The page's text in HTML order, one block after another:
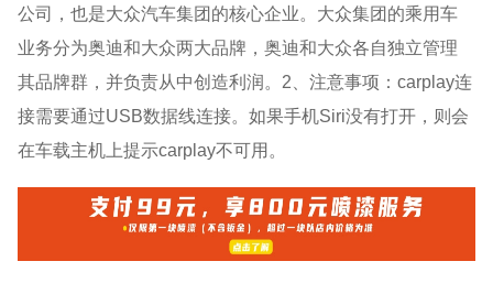
公司，也是大众汽车集团的核心企业。大众集团的乘用车
业务分为奥迪和大众两大品牌，奥迪和大众各自独立管理
其品牌群，并负责从中创造利润。2、注意事项：carplay连
接需要通过USB数据线连接。如果手机Siri没有打开，则会
在车载主机上提示carplay不可用。